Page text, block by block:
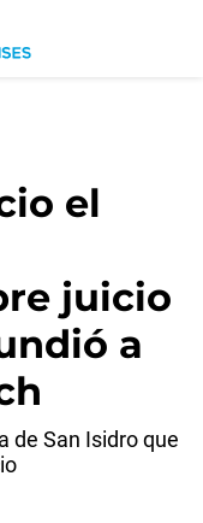
el
juicio
a
de San Isidro que